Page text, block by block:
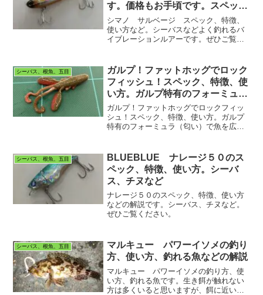
す。価格もお手頃です。スペッ
ク、特徴、使い方。シーバスな
ど。
シマノ サルベージ スペック、特徴、
使い方など。シーバスなどよく釣れるバ
イブレーションルアーです。ぜひご覧く
シーバス、根魚、五目
ガルプ！ファットホッグでロック
フィッシュ！スペック、特徴、使
い方。ガルプ特有のフォーミュラ
でロックフィッシュが簡単に釣れ
ます。
ガルプ！ファットホッグでロックフィッ
シュ！スペック、特徴、使い方。ガルプ
特有のフォーミュラ（匂い）で魚を広範
シーバス、根魚、五目
BLUEBLUE ナレージ５０のス
ペック、特徴、使い方。シーバ
ス、チヌなど
ナレージ５０のスペック、特徴、使い方
などの解説です。シーバス、チヌなど。
ぜひご覧ください。
シーバス、根魚、五目
マルキュー パワーイソメの釣り
方、使い方、釣れる魚などの解説
マルキュー パワーイソメの釣り方、使
い方、釣れる魚です。生き餌が触れない
方は多くいると思いますが、餌に近い人